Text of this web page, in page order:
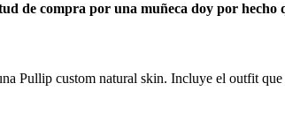
de compra por una muñeca doy por hecho
Pullip custom natural skin. Incluye el outfit